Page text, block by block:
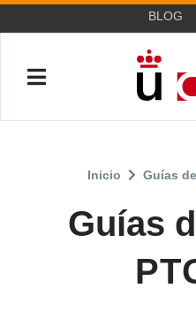
BLOG
Guías
Inicio Guías